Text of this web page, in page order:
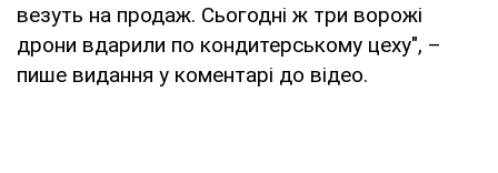
везуть на продаж. Сьогодні ж три ворожі
дрони вдарили по кондитерському цеху", –
пише видання у коментарі до відео.